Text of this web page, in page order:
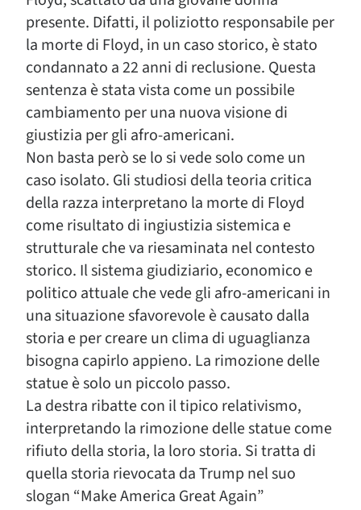
presente. Difatti, il poliziotto responsabile per
la morte di Floyd, in un caso storico, è stato
condannato a 22 anni di reclusione. Questa
sentenza è stata vista come un possibile
cambiamento per una nuova visione di
giustizia per gli afro-americani.
Non basta però se lo si vede solo come un
caso isolato. Gli studiosi della teoria critica
della razza interpretano la morte di Floyd
come risultato di ingiustizia sistemica e
strutturale che va riesaminata nel contesto
storico. Il sistema giudiziario, economico e
politico attuale che vede gli afro-americani in
una situazione sfavorevole è causato dalla
storia e per creare un clima di uguaglianza
bisogna capirlo appieno. La rimozione delle
statue è solo un piccolo passo.
La destra ribatte con il tipico relativismo,
interpretando la rimozione delle statue come
rifiuto della storia, la loro storia. Si tratta di
quella storia rievocata da Trump nel suo
slogan “Make America Great Again”